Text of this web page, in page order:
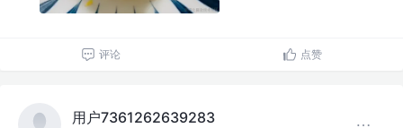
评论 点赞
用户7361262639283